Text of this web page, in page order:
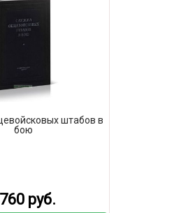
штабов в
бою
руб.